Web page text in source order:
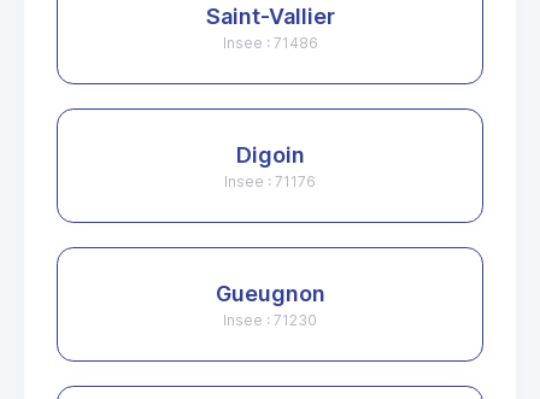
Saint-Vallier
Insee : 71486
Digoin
Insee : 71176
Gueugnon
Insee : 71230